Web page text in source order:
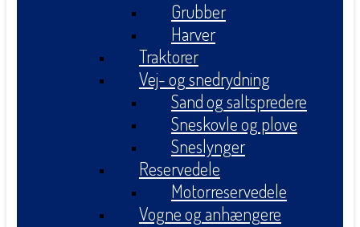
Grubber
Harver
Traktorer
Vej- og snedrydning
Sand og saltspredere
Sneskovle og plove
Sneslynger
Reservedele
Motorreservedele
Vogne og anhængere